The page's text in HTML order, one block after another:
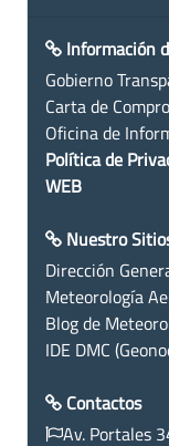
Información
Gobierno
Carta de
Oficina de
Política de
WEB
Nuestro
Dirección
Meteorología
Blog de
IDE DMC
Contactos
Av. Portales